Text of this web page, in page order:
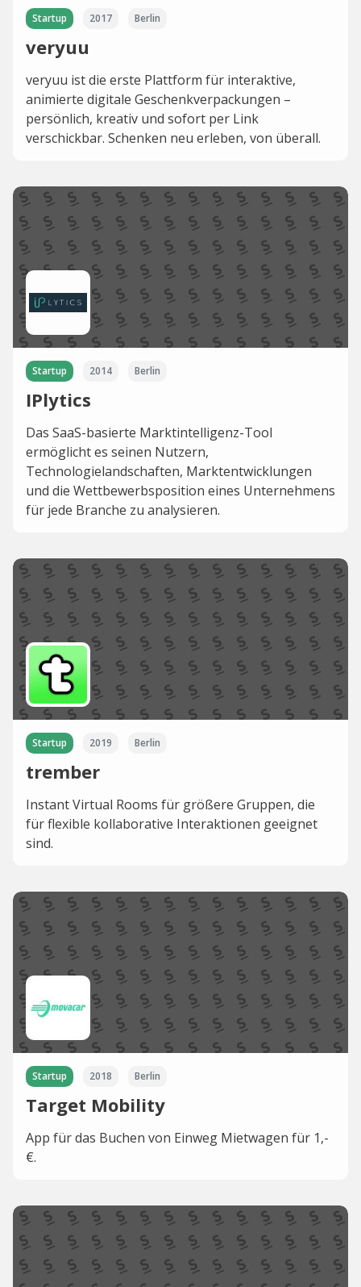
Startup 2017 Berlin
veryuu
veryuu ist die erste Plattform für interaktive,
animierte digitale Geschenkverpackungen –
persönlich, kreativ und sofort per Link
verschickbar. Schenken neu erleben, von überall.
Startup 2014 Berlin
IPlytics
Das SaaS-basierte Marktintelligenz-Tool
ermöglicht es seinen Nutzern,
Technologielandschaften, Marktentwicklungen
und die Wettbewerbsposition eines Unternehmens
für jede Branche zu analysieren.
Startup 2019 Berlin
trember
Instant Virtual Rooms für größere Gruppen, die
für flexible kollaborative Interaktionen geeignet
sind.
Startup 2018 Berlin
Target Mobility
App für das Buchen von Einweg Mietwagen für 1,-
€.